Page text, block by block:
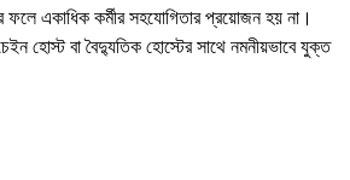
একাধিক কর্মীর সহযোগিতার প্রয়োজন হয় না।
হোস্ট বা বৈদ্যুতিক হোস্টের সাথে নমনীয়ভাবে যুক্ত